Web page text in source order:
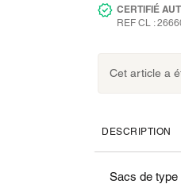
CERTIFIÉ
REF CL :
Cet article a
DESCRIPTION
Sacs de